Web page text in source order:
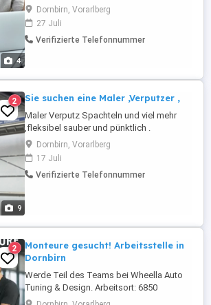
4
Lösungen zur Steigerung der Vitalität und
Lebensqualität (Longevity)
.Aufgabenbereiche: Beraten und betreuen
von Kunden und Interessenten im Bereich
Dornbirn, Vorarlberg
27 Juli
Verifizierte Telefonnummer
9
2 Sie suchen eine Maler ,Verputzer ,
Maler Verputz Spachteln und viel mehr
,fleksibel sauber und pünktlich .
Dornbirn, Vorarlberg
17 Juli
Verifizierte Telefonnummer
2
Monteure gesucht! Arbeitsstelle in
Dornbirn
Werde Teil des Teams bei Wheella Auto
Tuning & Design. Arbeitsort: 6850
Dornbirn Vollzeit | Sofortiger Einstieg